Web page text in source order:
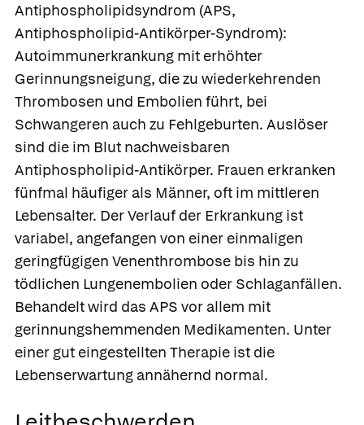
Antiphospholipidsyndrom (APS,
Antiphospholipid-Antikörper-Syndrom):
Autoimmunerkrankung mit erhöhter
Gerinnungsneigung, die zu wiederkehrenden
Thrombosen und Embolien führt, bei
Schwangeren auch zu Fehlgeburten. Auslöser
sind die im Blut nachweisbaren
Antiphospholipid-Antikörper. Frauen erkranken
fünfmal häufiger als Männer, oft im mittleren
Lebensalter. Der Verlauf der Erkrankung ist
variabel, angefangen von einer einmaligen
geringfügigen Venenthrombose bis hin zu
tödlichen Lungenembolien oder Schlaganfällen.
Behandelt wird das APS vor allem mit
gerinnungshemmenden Medikamenten. Unter
einer gut eingestellten Therapie ist die
Lebenserwartung annähernd normal.